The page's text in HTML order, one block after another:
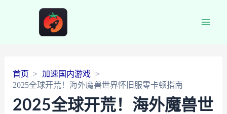
首页
加速国内游戏
2025全球开荒！海外魔兽世界怀旧服零卡顿指南
2025全球开荒！海外魔兽世